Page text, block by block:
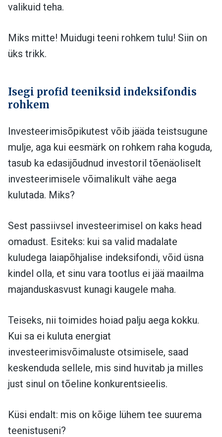
valikuid teha.
Miks mitte! Muidugi teeni rohkem tulu! Siin on
üks trikk.
Isegi profid teeniksid indeksifondis
rohkem
Investeerimisõpikutest võib jääda teistsugune
mulje, aga kui eesmärk on rohkem raha koguda,
tasub ka edasijõudnud investoril tõenäoliselt
investeerimisele võimalikult vähe aega
kulutada. Miks?
Sest passiivsel investeerimisel on kaks head
omadust. Esiteks: kui sa valid madalate
kuludega laiapõhjalise indeksifondi, võid üsna
kindel olla, et sinu vara tootlus ei jää maailma
majanduskasvust kunagi kaugele maha.
Teiseks, nii toimides hoiad palju aega kokku.
Kui sa ei kuluta energiat
investeerimisvõimaluste otsimisele, saad
keskenduda sellele, mis sind huvitab ja milles
just sinul on tõeline konkurentsieelis.
Küsi endalt: mis on kõige lühem tee suurema
teenistuseni?